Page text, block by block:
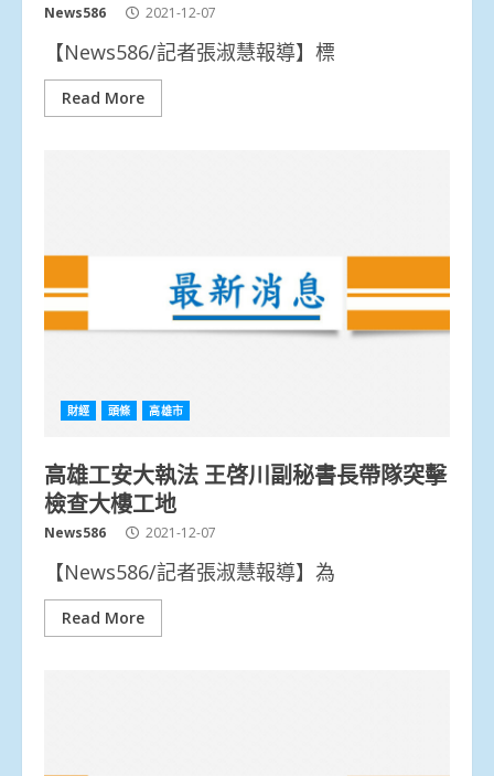
News586 2021-12-07
【News586/記者張淑慧報導】標
Read More
財經 頭條 高雄市
高雄工安大執法 王啓川副秘書長帶隊突擊
檢查大樓工地
News586 2021-12-07
【News586/記者張淑慧報導】為
Read More